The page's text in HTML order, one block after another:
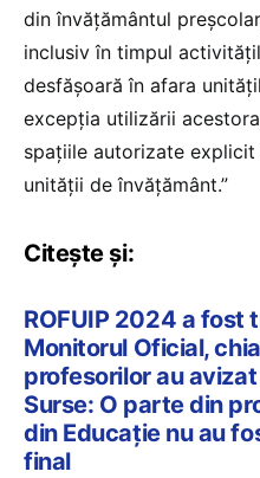
din învățământul
inclusiv în timpul
desfășoară în afara
excepția utilizării
spațiile autorizate
unității de învățământ.”
Citește și:
ROFUIP 2024 a fost
Monitorul Oficial,
profesorilor au
Surse: O parte din
din Educație nu au
final